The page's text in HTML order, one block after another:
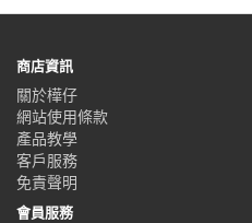
商店資訊
關於樺仔
網站使用條款
產品教學
客戶服務
免責聲明
會員服務